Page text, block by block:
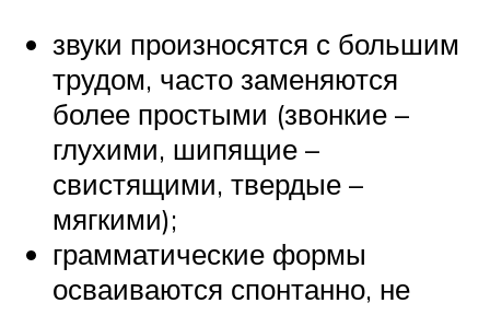
звуки произносятся с большим
трудом, часто заменяются
более простыми (звонкие –
глухими, шипящие –
свистящими, твердые –
мягкими);
грамматические формы
осваиваются спонтанно, не